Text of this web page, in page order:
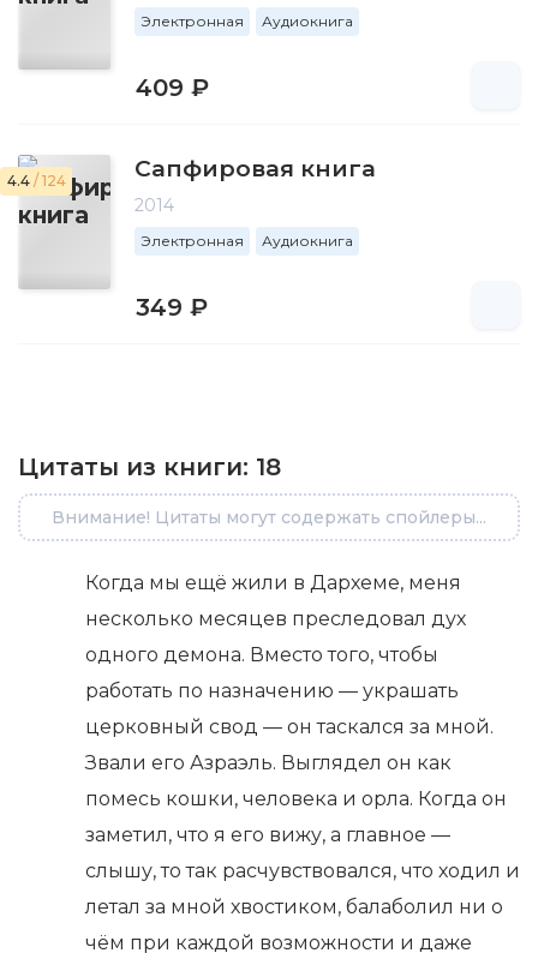
Электронная Аудиокнига
409 ₽
4.4 / 124 Сапфировая книга
2014
Электронная Аудиокнига
349 ₽
Цитаты из книги: 18
Внимание! Цитаты могут содержать спойлеры...
Когда мы ещё жили в Дархеме, меня
несколько месяцев преследовал дух
одного демона. Вместо того, чтобы
работать по назначению — украшать
церковный свод — он таскался за мной.
Звали его Азраэль. Выглядел он как
помесь кошки, человека и орла. Когда он
заметил, что я его вижу, а главное —
слышу, то так расчувствовался, что ходил и
летал за мной хвостиком, балаболил ни о
чём при каждой возможности и даже